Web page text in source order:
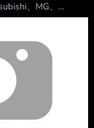
、MG、
含Skoda和Audi)及
結果: (Honda Fit有
Buycar有在留言區
影片連
watch?
:Subaru W